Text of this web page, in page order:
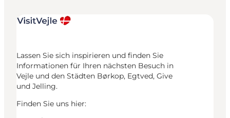
Lassen Sie sich inspirieren und finden Sie
Informationen für Ihren nächsten Besuch in
Vejle und den Städten Børkop, Egtved, Give
und Jelling.
Finden Sie uns hier: